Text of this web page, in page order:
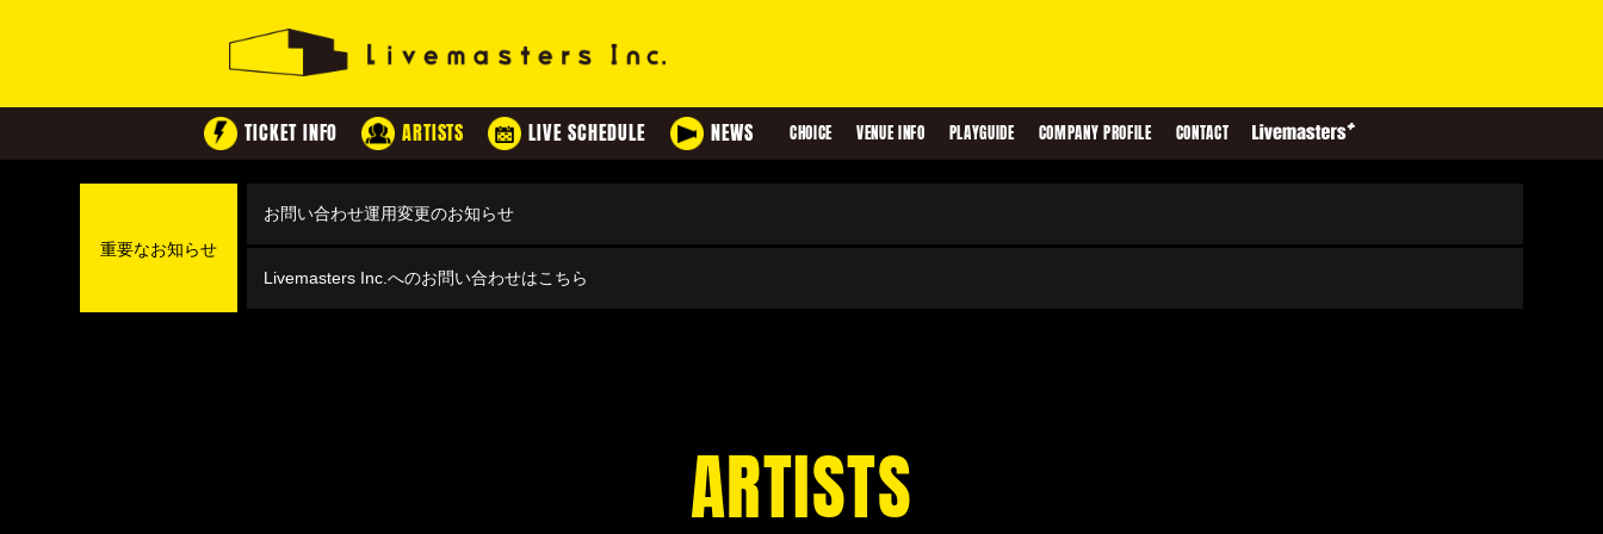
TICKET INFO ARTISTS LIVE SCHEDULE NEWS CHOICE VENUE INFO PLAYGUIDE COMPANY PROFILE CONTACT
重要なお知らせ
お問い合わせ運用変更のお知らせ
Livemasters Inc.へのお問い合わせはこちら
ARTISTS